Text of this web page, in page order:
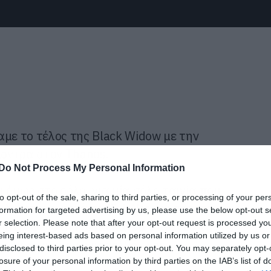
Do Not Process My Personal Information
opt-out of the sale, sharing to third parties, or processing of your
for targeted advertising by us, please use the below opt-out
selection. Please note that after your opt-out request is processed
interest-based ads based on personal information utilized by us
to third parties prior to your opt-out. You may separately
of your personal information by third parties on the IAB’s list of
το τέλος της Black Widow με την
στον Thanos.
στο ρόλο, για μία σόλο ταινία που
διάστημα μετά το Civl War και πριν το
στη Ρωσία και να συναντά την
με το παρελθόν της.